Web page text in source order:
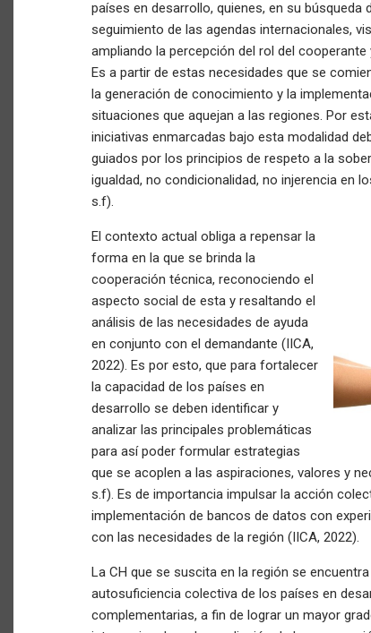
países en desarrollo, quienes, en su
seguimiento de las agendas internacionales,
ampliando la percepción del rol del
Es a partir de estas necesidades que se
la generación de conocimiento y la
situaciones que aquejan a las regiones. Por
iniciativas enmarcadas bajo esta modalidad
guiados por los principios de respeto a la
igualdad, no condicionalidad, no injerencia en
s.f).
El contexto actual obliga a repensar la
forma en la que se brinda la
cooperación técnica, reconociendo el
aspecto social de esta y resaltando el
análisis de las necesidades de ayuda
en conjunto con el demandante (IICA,
2022). Es por esto, que para fortalecer
la capacidad de los países en
desarrollo se deben identificar y
analizar las principales problemáticas
para así poder formular estrategias
que se acoplen a las aspiraciones, valores y
s.f). Es de importancia impulsar la acción
implementación de bancos de datos con
con las necesidades de la región (IICA, 2022).
La CH que se suscita en la región se
autosuficiencia colectiva de los países en
complementarias, a fin de lograr un mayor